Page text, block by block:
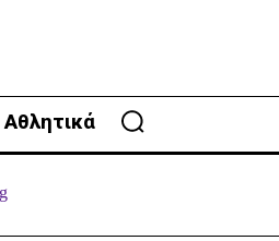
Αθλητικά